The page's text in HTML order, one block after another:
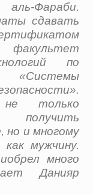
Фараби.
сдавать
по
только
но и многому
как мужчину.
много
Данияр